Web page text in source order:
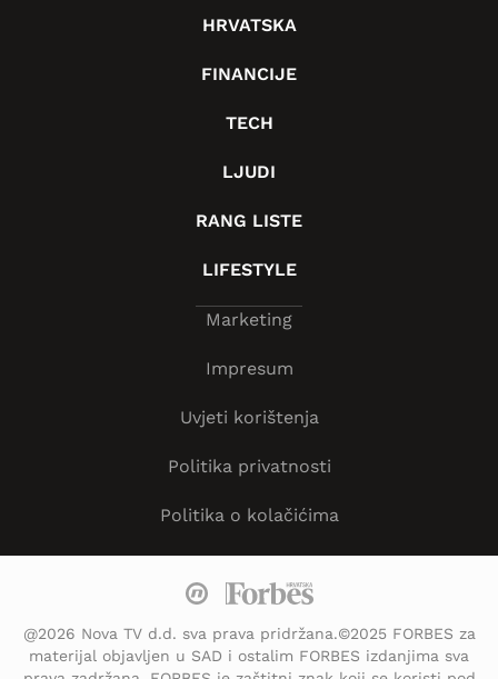
HRVATSKA
FINANCIJE
TECH
LJUDI
RANG LISTE
LIFESTYLE
Marketing
Impresum
Uvjeti korištenja
Politika privatnosti
Politika o kolačićima
@2026 Nova TV d.d. sva prava pridržana.©2025 FORBES za
materijal objavljen u SAD i ostalim FORBES izdanjima sva